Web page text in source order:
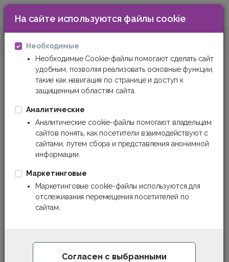
На сайте используются файлы cookie
Необходимые
Необходимые Cookie-файлы помогают сделать сайт
удобным, позволяя реализовать основные функции,
такие как навигация по странице и доступ к
защищенным областям сайта.
Аналитические
Аналитические cookie-файлы помогают владельцам
сайтов понять, как посетители взаимодействуют с
сайтами, путем сбора и представления анонимной
информации.
Маркетинговые
Маркетинговые cookie-файлы используются для
отслеживания перемещения посетителей по
сайтам.
Согласен с выбранными